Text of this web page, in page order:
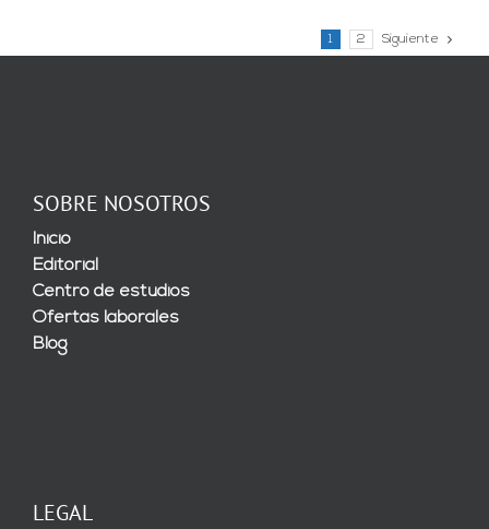
1 2 Siguiente
SOBRE NOSOTROS
Inicio
Editorial
Centro de estudios
Ofertas laborales
Blog
LEGAL